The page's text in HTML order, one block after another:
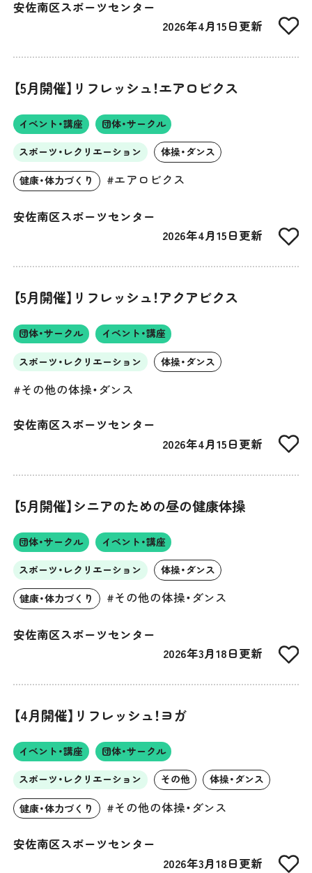
安佐南区スポーツセンター
2026年4月15日更新
【5月開催】リフレッシュ！エアロビクス
イベント・講座 団体・サークル
スポーツ・レクリエーション 体操・ダンス
健康・体力づくり #エアロビクス
安佐南区スポーツセンター
2026年4月15日更新
【5月開催】リフレッシュ！アクアビクス
団体・サークル イベント・講座
スポーツ・レクリエーション 体操・ダンス
#その他の体操・ダンス
安佐南区スポーツセンター
2026年4月15日更新
【5月開催】シニアのための昼の健康体操
団体・サークル イベント・講座
スポーツ・レクリエーション 体操・ダンス
健康・体力づくり #その他の体操・ダンス
安佐南区スポーツセンター
2026年3月18日更新
【4月開催】リフレッシュ！ヨガ
イベント・講座 団体・サークル
スポーツ・レクリエーション その他 体操・ダンス
健康・体力づくり #その他の体操・ダンス
安佐南区スポーツセンター
2026年3月18日更新